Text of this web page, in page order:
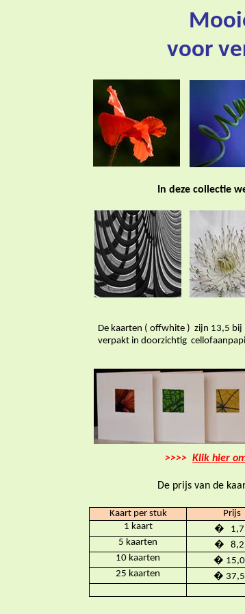
voor
In deze collectie
De kaarten ( offwhite ) zijn 13,5 bij
verpakt in doorzichtig
uit mijn
De prijs van de
Kaart per stuk Prijs
1 kaart
�
5 kaarten
�
10 kaarten
�
25 kaarten
�
>>>> Klik hier